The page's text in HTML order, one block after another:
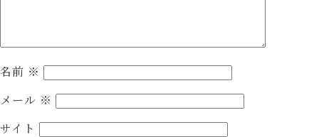
名前 ※
メール ※
サイト